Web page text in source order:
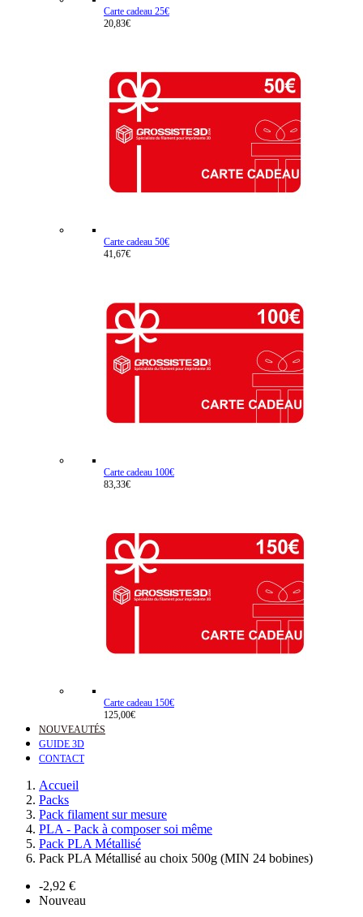
Carte cadeau 25€
20,83€
Carte cadeau 50€
41,67€
Carte cadeau 100€
83,33€
Carte cadeau 150€
125,00€
NOUVEAUTÉS
GUIDE 3D
CONTACT
Accueil
Packs
Pack filament sur mesure
PLA - Pack à composer soi même
Pack PLA Métallisé
Pack PLA Métallisé au choix 500g (MIN 24 bobines)
-2,92 €
Nouveau